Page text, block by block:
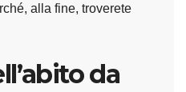
alla fine, troverete
da